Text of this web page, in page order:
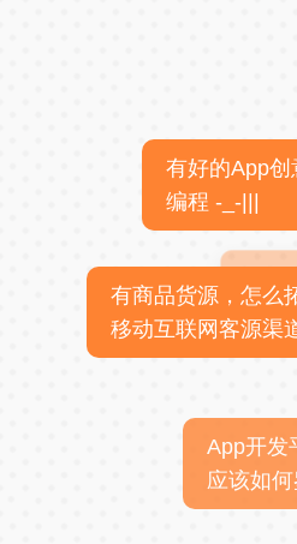
有好的App创
编程 -_-|||
有商品货源，怎么
移动互联网客源渠
App开发
应该如何